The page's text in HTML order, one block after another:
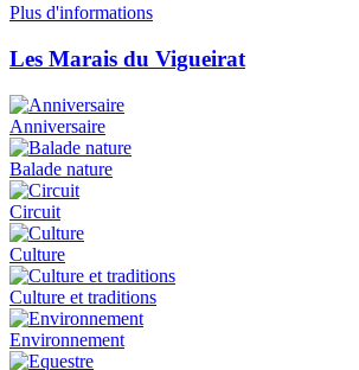
Plus d'informations
Les Marais du Vigueirat
Anniversaire
Balade nature
Circuit
Culture
Culture et traditions
Environnement